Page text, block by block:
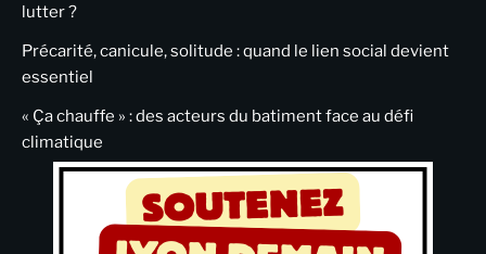
lutter ?
Précarité, canicule, solitude : quand le lien social devient
essentiel
« Ça chauffe » : des acteurs du batiment face au défi
climatique